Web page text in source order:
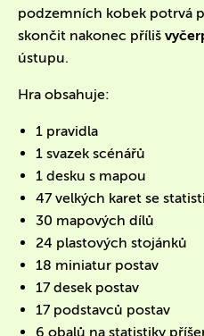
podzemních kobek potrvá
skončit nakonec příliš
ústupu.
Hra obsahuje:
1 pravidla
1 svazek scénářů
1 desku s mapou
47 velkých karet se
30 mapových dílů
24 plastových stojánků
18 miniatur postav
17 desek postav
17 podstavců postav
6 obalů na statistiky